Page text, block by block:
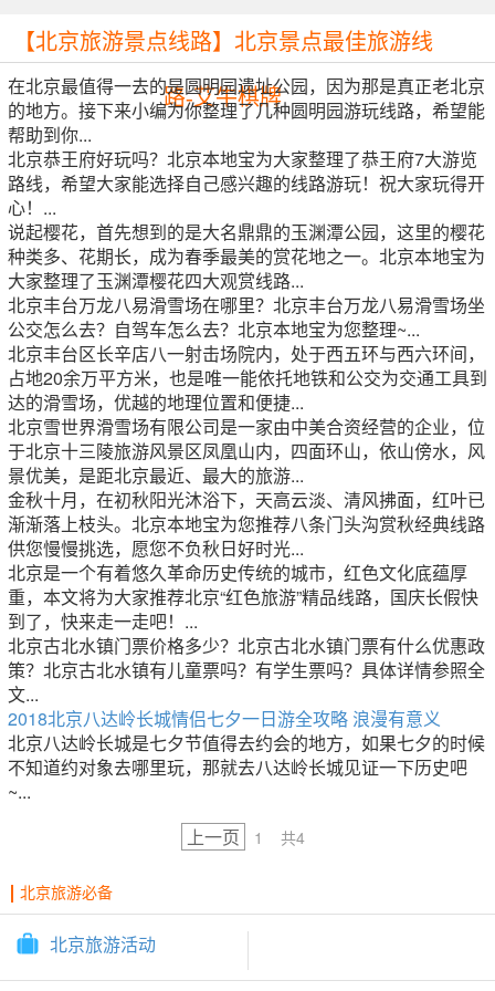
【北京旅游景点线路】北京景点最佳旅游线
路-艾牛棋牌
在北京最值得一去的是圆明园遗址公园，因为那是真正老北京
的地方。接下来小编为你整理了几种圆明园游玩线路，希望能
帮助到你...
北京恭王府好玩吗？北京本地宝为大家整理了恭王府7大游览
路线，希望大家能选择自己感兴趣的线路游玩！祝大家玩得开
心！...
说起樱花，首先想到的是大名鼎鼎的玉渊潭公园，这里的樱花
种类多、花期长，成为春季最美的赏花地之一。北京本地宝为
大家整理了玉渊潭樱花四大观赏线路...
北京丰台万龙八易滑雪场在哪里？北京丰台万龙八易滑雪场坐
公交怎么去？自驾车怎么去？北京本地宝为您整理~...
北京丰台区长辛店八一射击场院内，处于西五环与西六环间，
占地20余万平方米，也是唯一能依托地铁和公交为交通工具到
达的滑雪场，优越的地理位置和便捷...
北京雪世界滑雪场有限公司是一家由中美合资经营的企业，位
于北京十三陵旅游风景区凤凰山内，四面环山，依山傍水，风
景优美，是距北京最近、最大的旅游...
金秋十月，在初秋阳光沐浴下，天高云淡、清风拂面，红叶已
渐渐落上枝头。北京本地宝为您推荐八条门头沟赏秋经典线路
供您慢慢挑选，愿您不负秋日好时光...
北京是一个有着悠久革命历史传统的城市，红色文化底蕴厚
重，本文将为大家推荐北京“红色旅游”精品线路，国庆长假快
到了，快来走一走吧！...
北京古北水镇门票价格多少？北京古北水镇门票有什么优惠政
策？北京古北水镇有儿童票吗？有学生票吗？具体详情参照全
文...
2018北京八达岭长城情侣七夕一日游全攻略 浪漫有意义
北京八达岭长城是七夕节值得去约会的地方，如果七夕的时候
不知道约对象去哪里玩，那就去八达岭长城见证一下历史吧
~...
上一页
1 共4
北京旅游必备
北京旅游活动